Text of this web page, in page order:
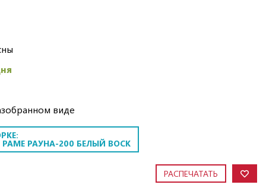
виде
РАУНА-200 БЕЛЫЙ ВОСК
РАСПЕЧАТАТЬ